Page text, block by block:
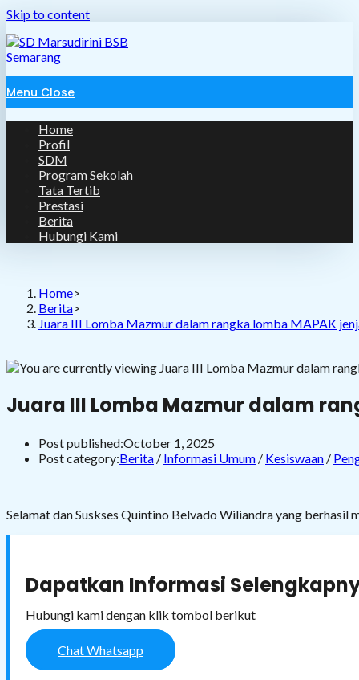
Skip to content
Menu Close
Home
Profil
SDM
Program Sekolah
Tata Tertib
Prestasi
Berita
Hubungi Kami
Home>
Berita>
Juara III Lomba Mazmur dalam rangka lomba MAPAK
Juara III Lomba Mazmur dalam
Post published:October 1, 2025
Post category:Berita / Informasi Umum / Kesiswaan /
Selamat dan Suskses Quintino Belvado Wiliandra yang
Dapatkan Informasi
Hubungi kami dengan klik tombol berikut
Chat Whatsapp